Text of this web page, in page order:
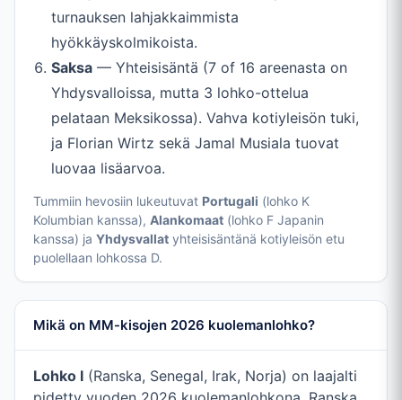
turnauksen lahjakkaimmista
hyökkäyskolmikoista.
Saksa — Yhteisisäntä (7 of 16 areenasta on
Yhdysvalloissa, mutta 3 lohko-ottelua
pelataan Meksikossa). Vahva kotiyleisön tuki,
ja Florian Wirtz sekä Jamal Musiala tuovat
luovaa lisäarvoa.
Tummiin hevosiin lukeutuvat Portugali (lohko K
Kolumbian kanssa), Alankomaat (lohko F Japanin
kanssa) ja Yhdysvallat yhteisisäntänä kotiyleisön etu
puolellaan lohkossa D.
Mikä on MM-kisojen 2026 kuolemanlohko?
Lohko I (Ranska, Senegal, Irak, Norja) on laajalti